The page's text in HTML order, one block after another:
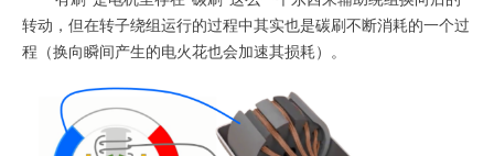
转动，但在转子绕组运行的过程中其实也是碳刷不断消耗的一个过
程（换向瞬间产生的电火花也会加速其损耗）。